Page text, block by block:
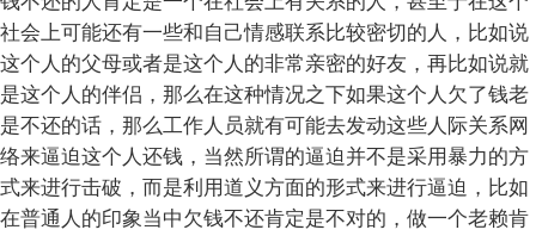
社会上可能还有一些和自己情感联系比较密切的人，比如说
这个人的父母或者是这个人的非常亲密的好友，再比如说就
是这个人的伴侣，那么在这种情况之下如果这个人欠了钱老
是不还的话，那么工作人员就有可能去发动这些人际关系网
络来逼迫这个人还钱，当然所谓的逼迫并不是采用暴力的方
式来进行击破，而是利用道义方面的形式来进行逼迫，比如
在普通人的印象当中欠钱不还肯定是不对的，做一个老赖肯